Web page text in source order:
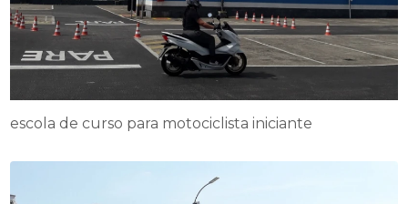
escola de curso para motociclista iniciante